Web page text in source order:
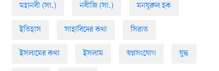
মহানবী (সা.) নবীজি (সা.) মনযূরুল হক
ইতিহাস সাহাবিদের কথা সিরাত
ইসলামের কথা ইসলাম স্বপ্নসংযোগ যুদ্ধ